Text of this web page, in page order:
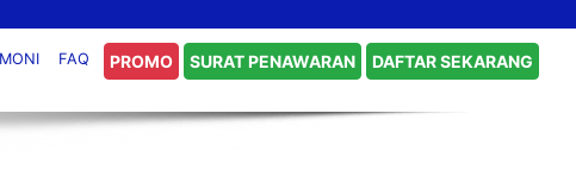
FAQ PROMO SURAT PENAWARAN DAFTAR SEKARANG